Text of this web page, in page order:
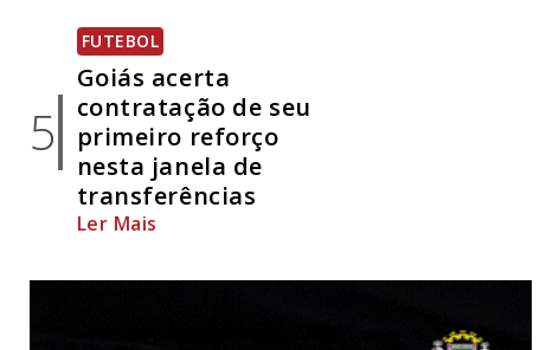
5
FUTEBOL
Goiás acerta
contratação de seu
primeiro reforço
nesta janela de
transferências
Ler Mais